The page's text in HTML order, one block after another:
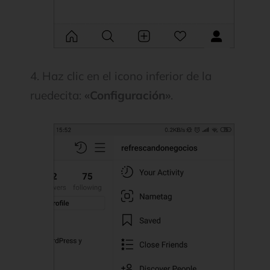
4. Haz clic en el icono inferior de la
ruedecita: «Configuración».